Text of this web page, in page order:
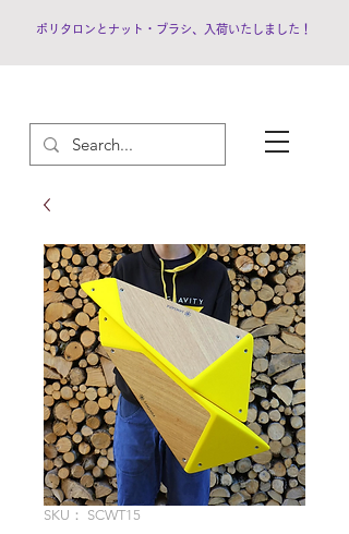
ポリタロンとナット・ブラシ、入荷いたしました！
SKU： SCWT15